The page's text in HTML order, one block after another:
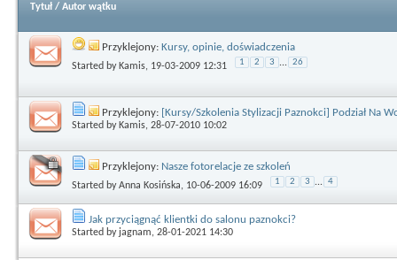
Tytuł / Autor wątku
Przyklejony: Kursy, opinie, doświadczenia
Started by Kamis, 19-03-2009 12:31 1 2 3 ... 26
Przyklejony: [Kursy/Szkolenia Stylizacji Paznokci] Podział Na
Started by Kamis, 28-07-2010 10:02
Przyklejony: Nasze fotorelacje ze szkoleń
Started byAnna Kosińska, 10-06-2009 16:09 1 2 3 ... 4
Jak przyciągnąć klientki do salonu paznokci?
Started by jagnam, 28-01-2021 14:30